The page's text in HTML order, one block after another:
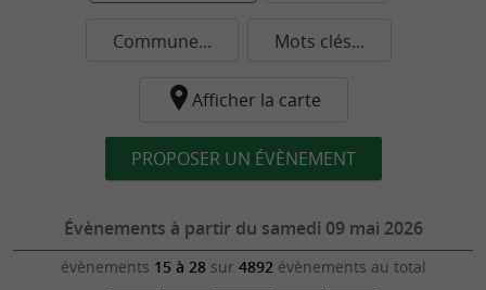
Commune... Mots clés...
Afficher la carte
PROPOSER UN ÉVÈNEMENT
Évènements à partir du samedi 09 mai 2026
évènements 15 à 28sur 4892évènements au total